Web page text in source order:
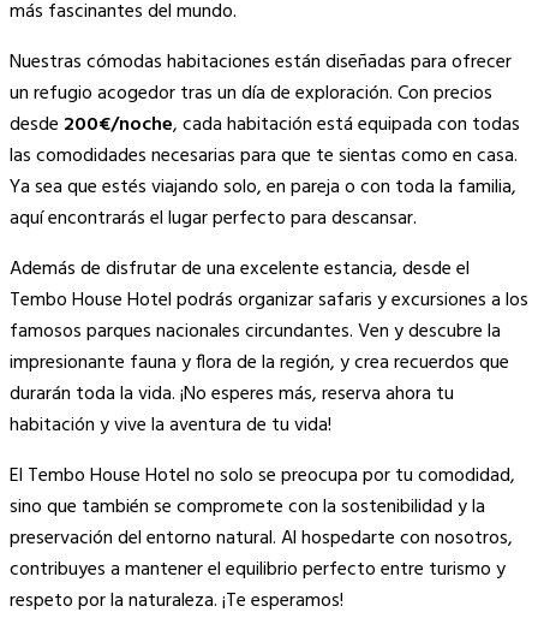
más fascinantes del mundo.
Nuestras cómodas habitaciones están diseñadas para ofrecer
un refugio acogedor tras un día de exploración. Con precios
desde 200€/noche, cada habitación está equipada con todas
las comodidades necesarias para que te sientas como en casa.
Ya sea que estés viajando solo, en pareja o con toda la familia,
aquí encontrarás el lugar perfecto para descansar.
Además de disfrutar de una excelente estancia, desde el
Tembo House Hotel podrás organizar safaris y excursiones a los
famosos parques nacionales circundantes. Ven y descubre la
impresionante fauna y flora de la región, y crea recuerdos que
durarán toda la vida. ¡No esperes más, reserva ahora tu
habitación y vive la aventura de tu vida!
El Tembo House Hotel no solo se preocupa por tu comodidad,
sino que también se compromete con la sostenibilidad y la
preservación del entorno natural. Al hospedarte con nosotros,
contribuyes a mantener el equilibrio perfecto entre turismo y
respeto por la naturaleza. ¡Te esperamos!